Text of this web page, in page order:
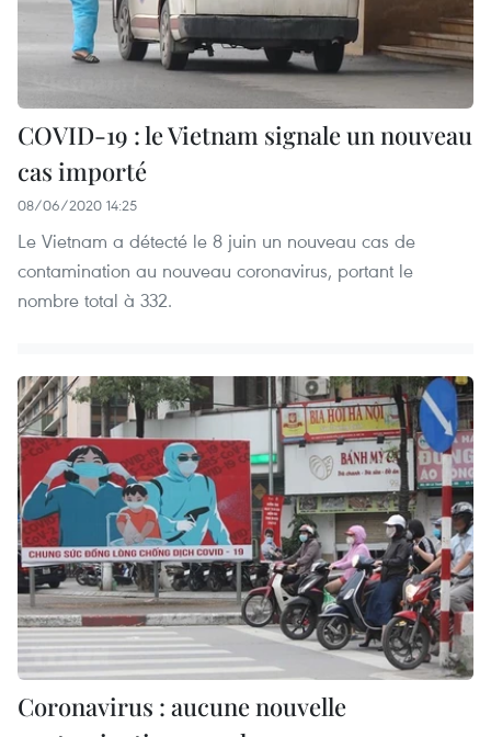
COVID-19 : le Vietnam signale un nouveau
cas importé
08/06/2020 14:25
Le Vietnam a détecté le 8 juin un nouveau cas de
contamination au nouveau coronavirus, portant le
nombre total à 332.
Coronavirus : aucune nouvelle